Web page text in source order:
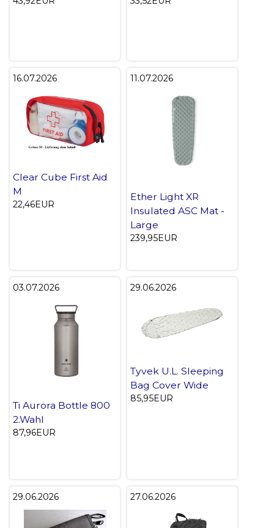
16.07.2026
Clear Cube First Aid
M
22,46EUR
11.07.2026
Ether Light XR
Insulated ASC Mat -
Large
239,95EUR
03.07.2026
Ti Aurora Bottle 800
2.Wahl
87,96EUR
29.06.2026
Tyvek U.L. Sleeping
Bag Cover Wide
85,95EUR
29.06.2026 27.06.2026